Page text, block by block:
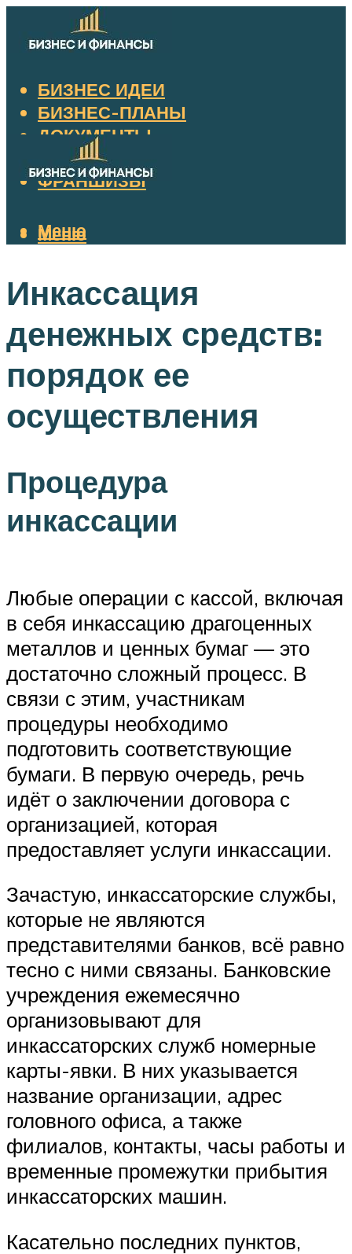
БИЗНЕС ИДЕИ
БИЗНЕС-ПЛАНЫ
ДОКУМЕНТЫ
НАЛОГИ
ФРАНШИЗЫ
Меню
Меню
Инкассация
денежных средств:
порядок ее
осуществления
Процедура
инкассации
Любые операции с кассой, включая
в себя инкассацию драгоценных
металлов и ценных бумаг — это
достаточно сложный процесс. В
связи с этим, участникам
процедуры необходимо
подготовить соответствующие
бумаги. В первую очередь, речь
идёт о заключении договора с
организацией, которая
предоставляет услуги инкассации.
Зачастую, инкассаторские службы,
которые не являются
представителями банков, всё равно
тесно с ними связаны. Банковские
учреждения ежемесячно
организовывают для
инкассаторских служб номерные
карты-явки. В них указывается
название организации, адрес
головного офиса, а также
филиалов, контакты, часы работы и
временные промежутки прибытия
инкассаторских машин.
Касательно последних пунктов,